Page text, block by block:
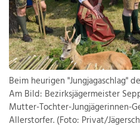
Beim heurigen "Jungjagaschlag"
Am Bild: Bezirksjägermeister
Mutter-Tochter-Jungjägerinnen-
Allerstorfer. (Foto: Privat/